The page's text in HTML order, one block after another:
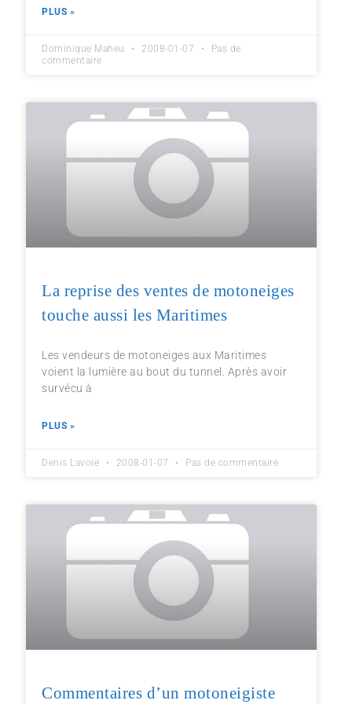
PLUS »
Dominique Maheu 2008-01-07
Pas de
commentaire
La reprise des ventes de motoneiges
touche aussi les Maritimes
Les vendeurs de motoneiges aux Maritimes
voient la lumière au bout du tunnel. Après avoir
survécu à
PLUS »
Denis Lavoie 2008-01-07 Pas de commentaire
Commentaires d’un motoneigiste